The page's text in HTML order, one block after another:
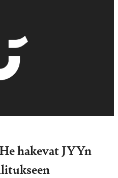
hakevat JYYn